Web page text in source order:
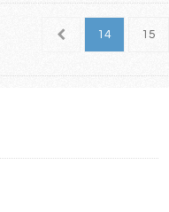
13 14 15